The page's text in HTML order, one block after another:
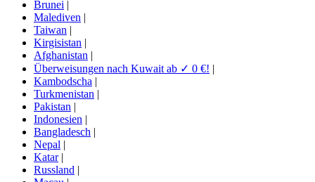
Brunei |
Malediven |
Taiwan |
Kirgisistan |
Afghanistan |
Überweisungen nach Kuwait ab ✓ 0 €! |
Kambodscha |
Turkmenistan |
Pakistan |
Indonesien |
Bangladesch |
Nepal |
Katar|
Russland |